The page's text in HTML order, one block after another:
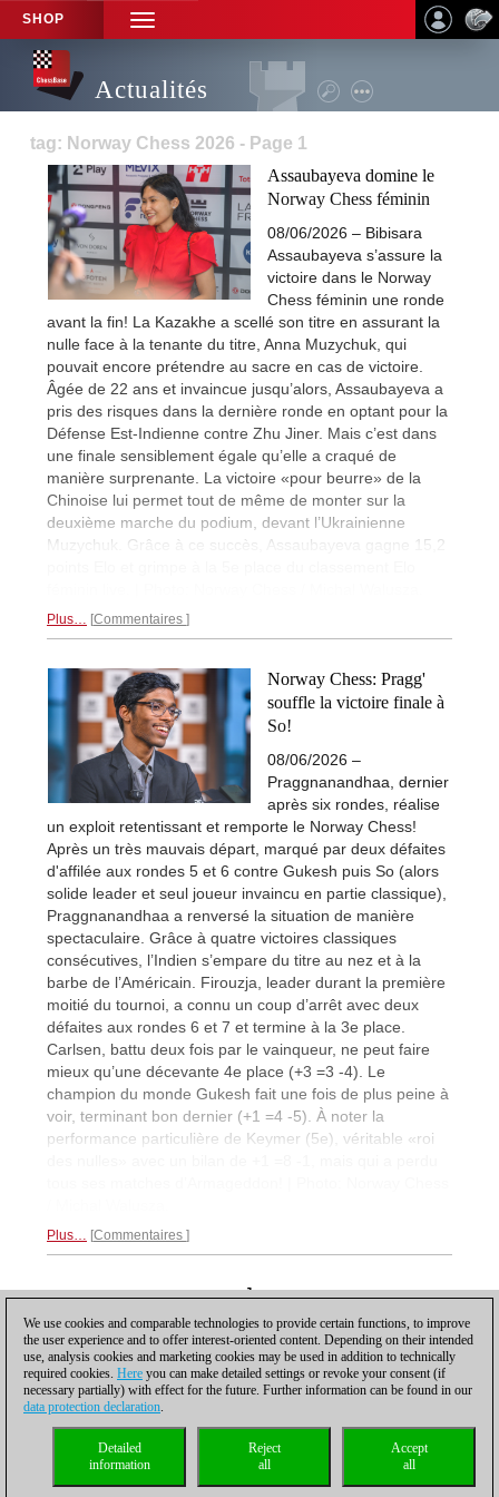
SHOP
TOGGLE
NAVIGATION
Actualités
tag: Norway Chess 2026 - Page 1
Assaubayeva domine le
Norway Chess féminin
08/06/2026 – Bibisara
Assaubayeva s’assure la
victoire dans le Norway
Chess féminin une ronde
avant la fin! La Kazakhe a scellé son titre en assurant la
nulle face à la tenante du titre, Anna Muzychuk, qui
pouvait encore prétendre au sacre en cas de victoire.
Âgée de 22 ans et invaincue jusqu’alors, Assaubayeva a
pris des risques dans la dernière ronde en optant pour la
Défense Est-Indienne contre Zhu Jiner. Mais c’est dans
une finale sensiblement égale qu’elle a craqué de
manière surprenante. La victoire «pour beurre» de la
Chinoise lui permet tout de même de monter sur la
deuxième marche du podium, devant l’Ukrainienne
Muzychuk. Grâce à ce succès, Assaubayeva gagne 15,2
Plus… Commentaires
Norway Chess: Pragg'
souffle la victoire finale à
So!
08/06/2026 –
Praggnanandhaa, dernier
après six rondes, réalise
un exploit retentissant et remporte le Norway Chess!
Après un très mauvais départ, marqué par deux défaites
d'affilée aux rondes 5 et 6 contre Gukesh puis So (alors
solide leader et seul joueur invaincu en partie classique),
Praggnanandhaa a renversé la situation de manière
spectaculaire. Grâce à quatre victoires classiques
consécutives, l’Indien s’empare du titre au nez et à la
barbe de l’Américain. Firouzja, leader durant la première
moitié du tournoi, a connu un coup d’arrêt avec deux
défaites aux rondes 6 et 7 et termine à la 3e place.
Carlsen, battu deux fois par le vainqueur, ne peut faire
mieux qu’une décevante 4e place (+3 =3 -4). Le
champion du monde Gukesh fait une fois de plus peine à
voir, terminant bon dernier (+1 =4 -5). À noter la
performance particulière de Keymer (5e), véritable «roi
Plus… Commentaires
1
Protection des données| Impressum|Contact|Cookies Management|
Compliance Hotline
© 2017 ChessBase GmbH | Osterbekstraße 90a | D-22083 Hambourg |
We use cookies and comparable technologies to provide certain functions, to improve
the user experience and to offer interest-oriented content. Depending on their intended
use, analysis cookies and marketing cookies may be used in addition to technically
required cookies. Here you can make detailed settings or revoke your consent (if
necessary partially) with effect for the future. Further information can be found in our
data protection declaration.
Accept
all
Reject
all
Detailed
information